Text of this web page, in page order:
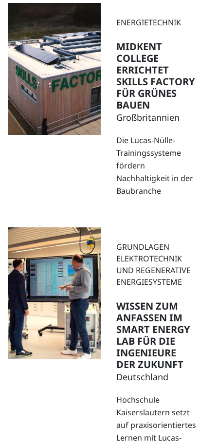
ENERGIETECHNIK
MIDKENT
COLLEGE
ERRICHTET
SKILLS FACTORY
FÜR GRÜNES
BAUEN
Großbritannien
DieLucas-Nülle-
Trainingssysteme
fördern
Nachhaltigkeit in der
Baubranche
GRUNDLAGEN
ELEKTROTECHNIK
UND REGENERATIVE
ENERGIESYSTEME
WISSEN ZUM
ANFASSEN IM
SMART ENERGY
LAB FÜR DIE
INGENIEURE
DER ZUKUNFT
Deutschland
Hochschule
Kaiserslautern setzt
auf praxisorientiertes
Lernen mit Lucas-